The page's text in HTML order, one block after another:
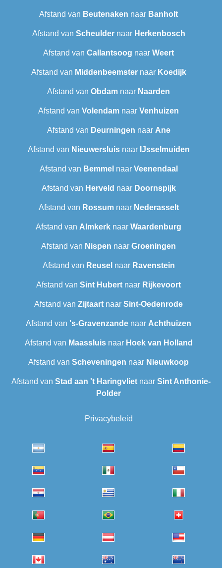
Afstand van Beutenaken naar Banholt
Afstand van Scheuldernaar Herkenbosch
Afstand van Callantsoog naar Weert
Afstand van Middenbeemsternaar Koedijk
Afstand van Obdam naar Naarden
Afstand van Volendam naar Venhuizen
Afstand van Deurningen naar Ane
Afstand van Nieuwersluisnaar IJsselmuiden
Afstand van Bemmel naar Veenendaal
Afstand van Herveld naar Doornspijk
Afstand van Rossumnaar Nederasselt
Afstand van Almkerk naar Waardenburg
Afstand van Nispen naar Groeningen
Afstand van Reusel naar Ravenstein
Afstand van Sint Hubert naar Rijkevoort
Afstand van Zijtaart naar Sint-Oedenrode
Afstand van 's-Gravenzande naar Achthuizen
Afstand van Maassluisnaar Hoek van Holland
Afstand van Scheveningen‎ naar Nieuwkoop
Afstand van Stad aan 't Haringvliet naar Sint Anthonie-
Polder
Privacybeleid